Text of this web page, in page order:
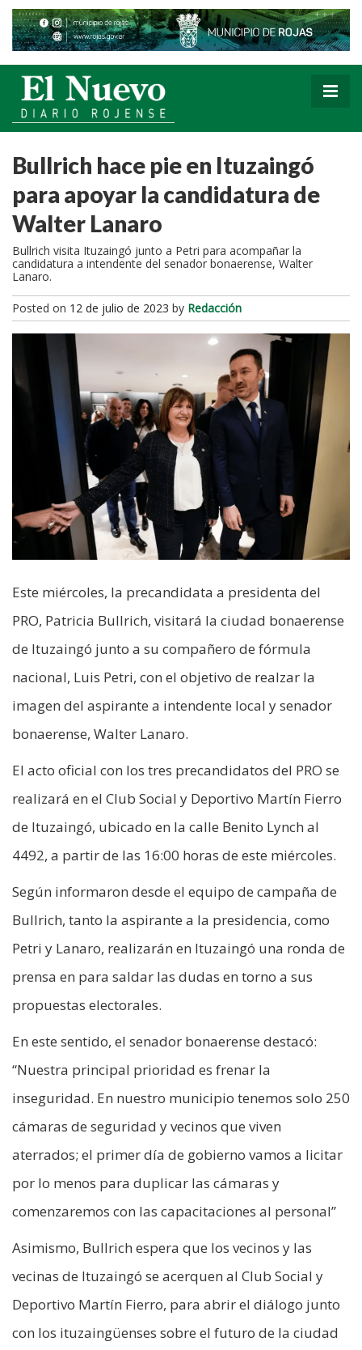
Bullrich hace pie en Ituzaingó
para apoyar la candidatura de
Walter Lanaro
Bullrich visita Ituzaingó junto a Petri para acompañar la
candidatura a intendente del senador bonaerense, Walter
Lanaro.
Posted on 12 de julio de 2023 by Redacción
Este miércoles, la precandidata a presidenta del
PRO, Patricia Bullrich, visitará la ciudad bonaerense
de Ituzaingó junto a su compañero de fórmula
nacional, Luis Petri, con el objetivo de realzar la
imagen del aspirante a intendente local y senador
bonaerense, Walter Lanaro.
El acto oficial con los tres precandidatos del PRO se
realizará en el Club Social y Deportivo Martín Fierro
de Ituzaingó, ubicado en la calle Benito Lynch al
4492, a partir de las 16:00 horas de este miércoles.
Según informaron desde el equipo de campaña de
Bullrich, tanto la aspirante a la presidencia, como
Petri y Lanaro, realizarán en Ituzaingó una ronda de
prensa en para saldar las dudas en torno a sus
propuestas electorales.
En este sentido, el senador bonaerense destacó:
“Nuestra principal prioridad es frenar la
inseguridad. En nuestro municipio tenemos solo 250
cámaras de seguridad y vecinos que viven
aterrados; el primer día de gobierno vamos a licitar
por lo menos para duplicar las cámaras y
comenzaremos con las capacitaciones al personal”
Asimismo, Bullrich espera que los vecinos y las
vecinas de Ituzaingó se acerquen al Club Social y
Deportivo Martín Fierro, para abrir el diálogo junto
con los ituzaingüenses sobre el futuro de la ciudad